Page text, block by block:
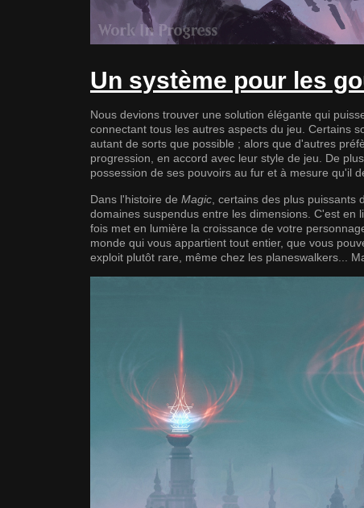
Un système pour les
Nous devions trouver une solution élégante qui
connectant tous les autres aspects du jeu. Certains
autant de sorts que possible ; alors que d'autres
progression, en accord avec leur style de jeu. De
possession de ses pouvoirs au fur et à mesure qu'il
Dans l'histoire de Magic , certains des plus
domaines suspendus entre les dimensions. C'est en
fois met en lumière la croissance de votre
monde qui vous appartient tout entier, que vous
exploit plutôt rare, même chez les planeswalkers...